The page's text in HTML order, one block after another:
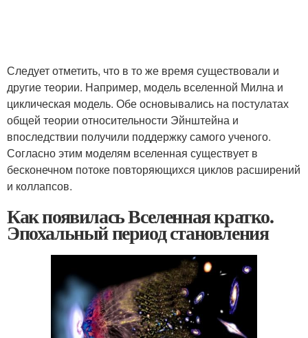
Следует отметить, что в то же время существовали и
другие теории. Например, модель вселенной Милна и
циклическая модель. Обе основывались на постулатах
общей теории относительности Эйнштейна и
впоследствии получили поддержку самого ученого.
Согласно этим моделям вселенная существует в
бесконечном потоке повторяющихся циклов расширений
и коллапсов.
Как появилась Вселенная кратко.
Эпохальный период становления